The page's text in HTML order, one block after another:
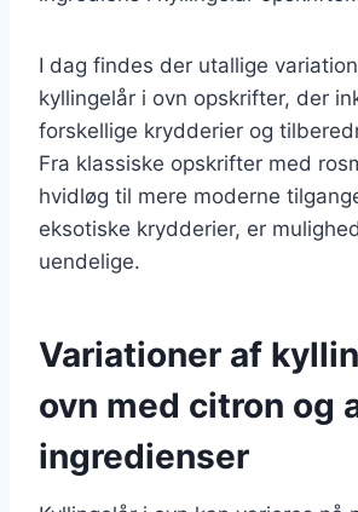
I dag findes der utallige
kyllingelår i ovn opskrifter, der
forskellige krydderier og
Fra klassiske opskrifter med
hvidløg til mere moderne
eksotiske krydderier, er
uendelige.
Variationer af
ovn med citron og
ingredienser